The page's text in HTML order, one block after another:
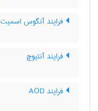
فرایند آنگوس اسمیت
فرایند آنتیوچ
فرایند AOD